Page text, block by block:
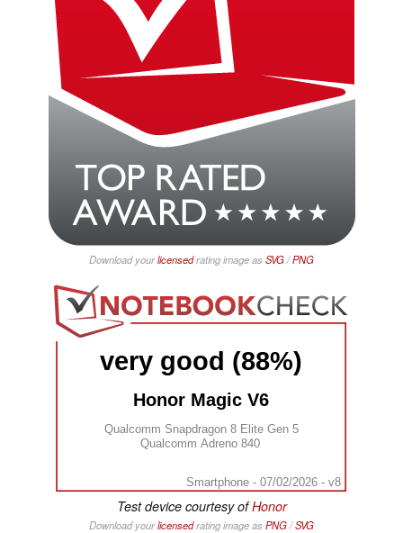
Download yourlicensedrating image as SVG/PNG
very good (88%)
Honor Magic V6
Qualcomm Snapdragon 8 Elite Gen 5
Qualcomm Adreno 840
Smartphone - 07/02/2026 - v8
Test device courtesy ofHonor
Download yourlicensedrating image as PNG/SVG